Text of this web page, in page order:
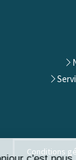
Conditions